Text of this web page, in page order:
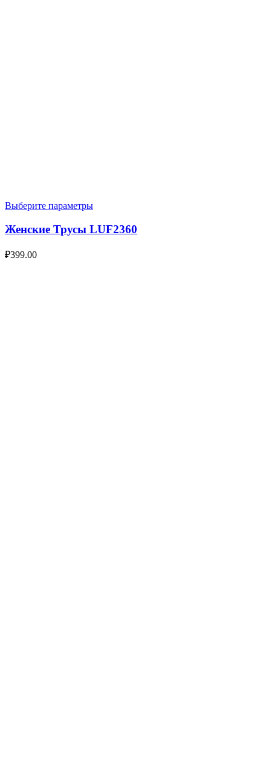
Выберите параметры
Женские Трусы LUF2360
₽399.00